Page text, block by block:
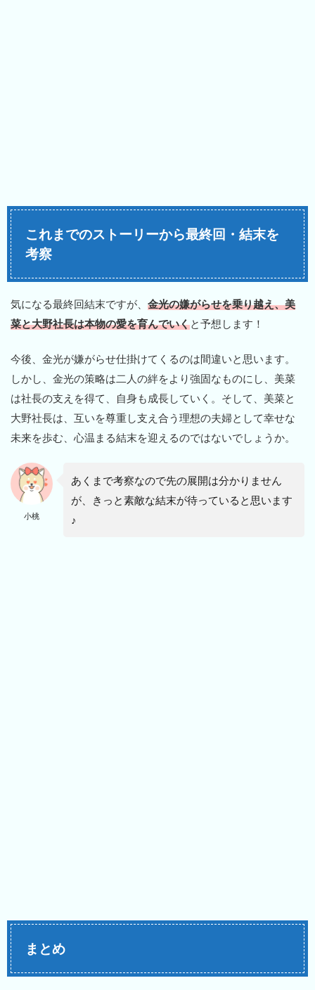
これまでのストーリーから最終回・結末を
考察
気になる最終回結末ですが、 金光の嫌がらせを乗り越え、美
菜と大野社長は本物の愛を育んでいくと予想します！
今後、金光が嫌がらせ仕掛けてくるのは間違いと思います。
しかし、金光の策略は二人の絆をより強固なものにし、美菜
は社長の支えを得て、自身も成長していく。そして、美菜と
大野社長は、互いを尊重し支え合う理想の夫婦として幸せな
未来を歩む、心温まる結末を迎えるのではないでしょうか。
小桃
あくまで考察なので先の展開は分かりません
が、きっと素敵な結末が待っていると思います
♪
まとめ